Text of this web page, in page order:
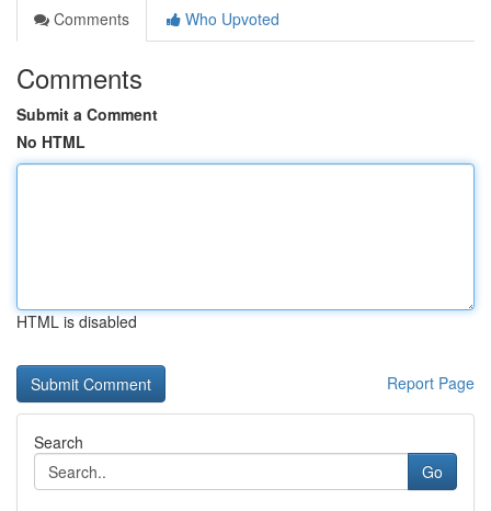
Comments
Who Upvoted
Comments
Submit a Comment
No HTML
HTML is disabled
Report Page
Search
Go